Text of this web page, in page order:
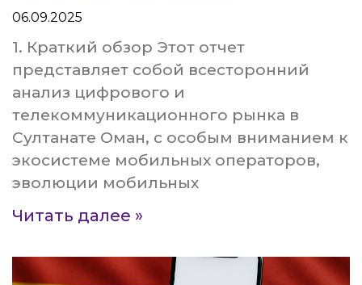
06.09.2025
1. Краткий обзор Этот отчет
представляет собой всесторонний
анализ цифрового и
телекоммуникационного рынка в
Султанате Оман, с особым вниманием к
экосистеме мобильных операторов,
эволюции мобильных
Читать далее »